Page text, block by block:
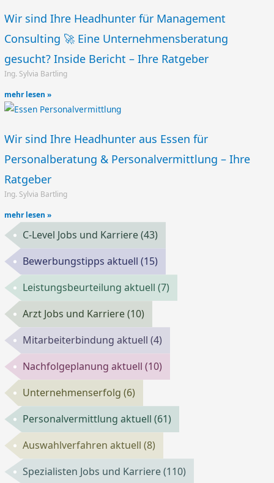
Wir sind Ihre Headhunter für Management
Consulting 🚀 Eine Unternehmensberatung
gesucht? Inside Bericht – Ihre Ratgeber
Ing. Sylvia Bartling
mehr lesen »
Wir sind Ihre Headhunter aus Essen für
Personalberatung & Personalvermittlung – Ihre
Ratgeber
Ing. Sylvia Bartling
mehr lesen »
C-Level Jobs und Karriere(43)
Bewerbungstipps aktuell(15)
Leistungsbeurteilung aktuell(7)
Arzt Jobs und Karriere(10)
Mitarbeiterbindung aktuell(4)
Nachfolgeplanung aktuell(10)
Unternehmenserfolg(6)
Personalvermittlung aktuell(61)
Auswahlverfahren aktuell(8)
Spezialisten Jobs und Karriere(110)